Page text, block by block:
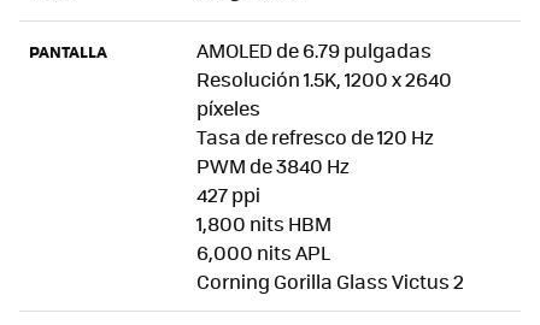
PANTALLA
AMOLED de 6.79 pulgadas
Resolución 1.5K, 1200 x 2640
píxeles
Tasa de refresco de 120 Hz
PWM de 3840 Hz
427 ppi
1,800 nits HBM
6,000 nits APL
Corning Gorilla Glass Victus 2